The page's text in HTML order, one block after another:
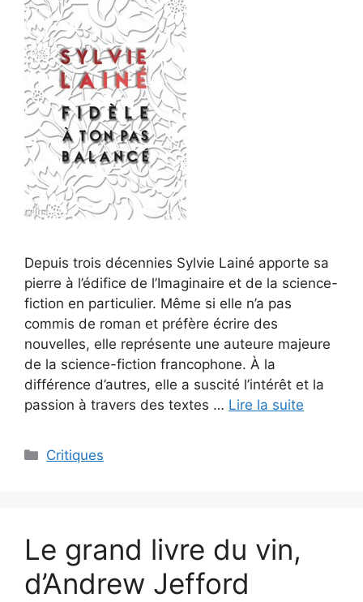
Depuis trois décennies Sylvie Lainé apporte sa
pierre à l’édifice de l’Imaginaire et de la science-
fiction en particulier. Même si elle n’a pas
commis de roman et préfère écrire des
nouvelles, elle représente une auteure majeure
de la science-fiction francophone. À la
différence d’autres, elle a suscité l’intérêt et la
passion à travers des textes … Lire la suite
Critiques
Le grand livre du vin,
d’Andrew Jefford